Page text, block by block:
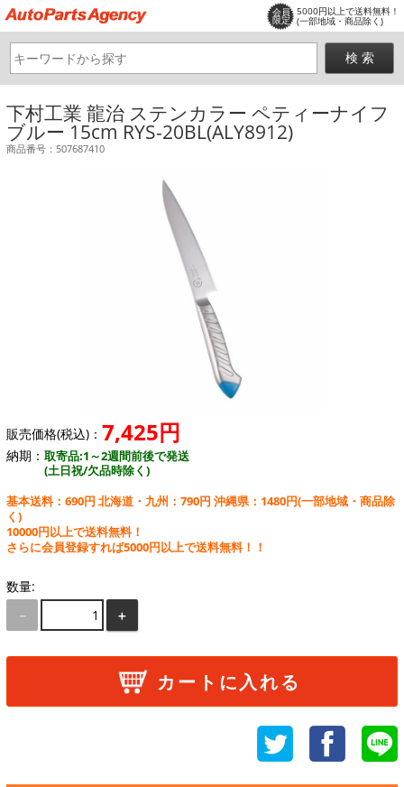
会員
限定
5000円以上で送料無料！
(一部地域・商品除く)
下村工業 龍治 ステンカラー ペティーナイフ
ブルー 15cm RYS-20BL(ALY8912)
商品番号：507687410
販売価格(税込)： 7,425円
納期： 取寄品:1～2週間前後で発送
(土日祝/欠品時除く)
基本送料：690円 北海道・九州：790円 沖縄県：1480円(一部地域・商品除
く)
10000円以上で送料無料！
さらに会員登録すれば5000円以上で送料無料！！
数量:
－
＋
カートに入れる